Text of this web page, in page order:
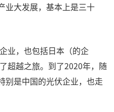
业大发展，基本上是三十
业，也包括日本（的企
超越之旅。到了2020年，随
别是中国的光伏企业，也走